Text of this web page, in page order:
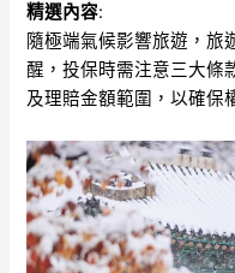
精選內容:
隨極端氣候影響旅遊，旅
醒，投保時需注意三大條
及理賠金額範圍，以確保